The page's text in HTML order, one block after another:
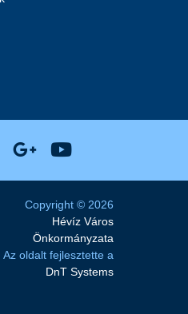
Város Facebook
Város X
Hévíz Város
Hévíz Város
Copyright © 2026
Hévíz Város
Önkormányzata
Az oldalt fejlesztette a
DnT Systems